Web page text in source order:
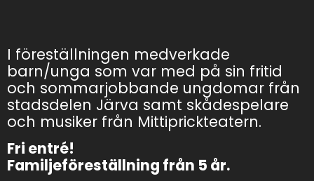
I föreställningen medverkade
barn/unga som var med på sin fritid
och sommarjobbande ungdomar från
stadsdelen Järva samt skådespelare
och musiker från Mittiprickteatern.
Fri entré!
Familjeföreställning från 5 år.